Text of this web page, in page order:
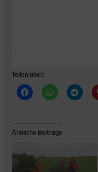
Teilen über:
Ähnliche Beiträge